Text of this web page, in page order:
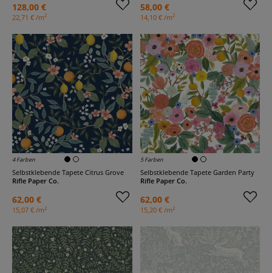
128,00 €
22,71 € /m2
58,00 €
14,10 € /m2
4 Farben
Selbstklebende Tapete Citrus Grove
Rifle Paper Co.
62,00 €
15,07 € /m2
5 Farben
Selbstklebende Tapete Garden Party
Rifle Paper Co.
62,00 €
15,20 € /m2